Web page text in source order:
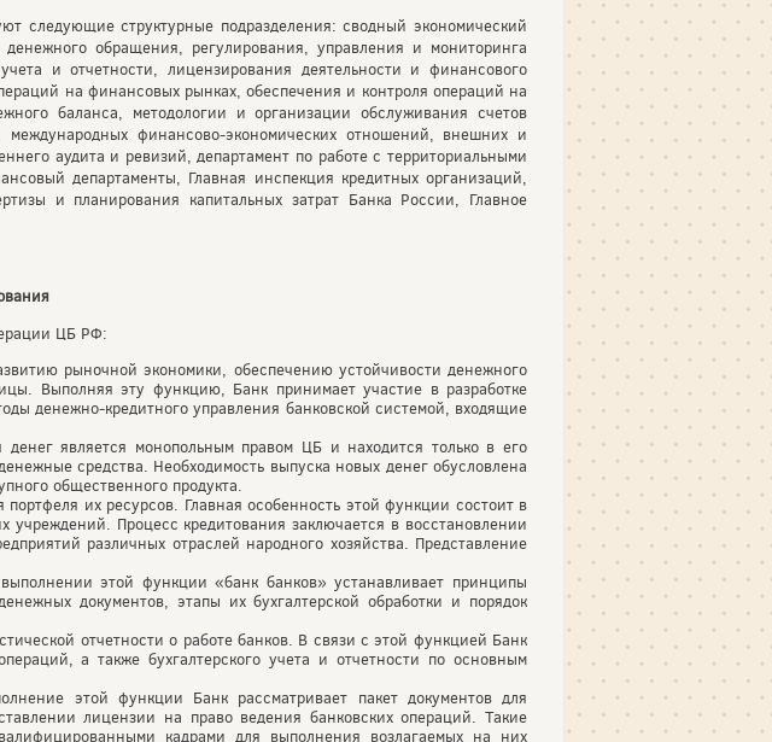
следующие структурные подразделения: сводный экономический
обращения, регулирования, управления и мониторинга
и отчетности, лицензирования деятельности и финансового
на финансовых рынках, обеспечения и контроля операций на
баланса, методологии и организации обслуживания счетов
финансово-экономических отношений, внешних и
аудита и ревизий, департамент по работе с территориальными
департаменты, Главная инспекция кредитных организаций,
и планирования капитальных затрат Банка России, Главное
ЦБ РФ:
рыночной экономики, обеспечению устойчивости денежного
Выполняя эту функцию, Банк принимает участие в разработке
денежно-кредитного управления банковской системой, входящие
является монопольным правом ЦБ и находится только в его
средства. Необходимость выпуска новых денег обусловлена
общественного продукта.
их ресурсов. Главная особенность этой функции состоит в
учреждений. Процесс кредитования заключается в восстановлении
различных отраслей народного хозяйства. Представление
этой функции «банк банков» устанавливает принципы
документов, этапы их бухгалтерской обработки и порядок
отчетности о работе банков. В связи с этой функцией Банк
а также бухгалтерского учета и отчетности по основным
этой функции Банк рассматривает пакет документов для
лицензии на право ведения банковских операций. Такие
кадрами для выполнения возлагаемых на них